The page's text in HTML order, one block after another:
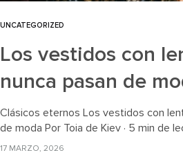
UNCATEGORIZED
Los vestidos con
nunca pasan de
Clásicos eternos Los vestidos con
de moda Por Toia de Kiev · 5 min de
son una tendencia: son un clásico.
17 MARZO, 2026